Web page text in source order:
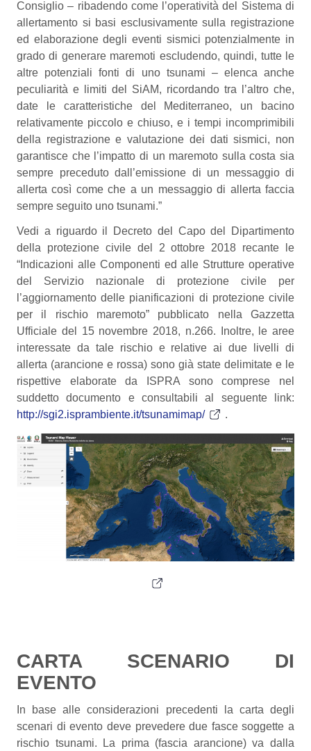
Consiglio – ribadendo come l’operatività del Sistema di
allertamento si basi esclusivamente sulla registrazione
ed elaborazione degli eventi sismici potenzialmente in
grado di generare maremoti escludendo, quindi, tutte le
altre potenziali fonti di uno tsunami – elenca anche
peculiarità e limiti del SiAM, ricordando tra l’altro che,
date le caratteristiche del Mediterraneo, un bacino
relativamente piccolo e chiuso, e i tempi incomprimibili
della registrazione e valutazione dei dati sismici, non
garantisce che l’impatto di un maremoto sulla costa sia
sempre preceduto dall’emissione di un messaggio di
allerta così come che a un messaggio di allerta faccia
sempre seguito uno tsunami.”
Vedi a riguardo il Decreto del Capo del Dipartimento
della protezione civile del 2 ottobre 2018 recante le
“Indicazioni alle Componenti ed alle Strutture operative
del Servizio nazionale di protezione civile per
l’aggiornamento delle pianificazioni di protezione civile
per il rischio maremoto” pubblicato nella Gazzetta
Ufficiale del 15 novembre 2018, n.266. Inoltre, le aree
interessate da tale rischio e relative ai due livelli di
allerta (arancione e rossa) sono già state delimitate e le
rispettive elaborate da ISPRA sono comprese nel
suddetto documento e consultabili al seguente link:
http://sgi2.isprambiente.it/tsunamimap/
.
CARTA SCENARIO DI
EVENTO
In base alle considerazioni precedenti la carta degli
scenari di evento deve prevedere due fasce soggette a
rischio tsunami. La prima (fascia arancione) va dalla